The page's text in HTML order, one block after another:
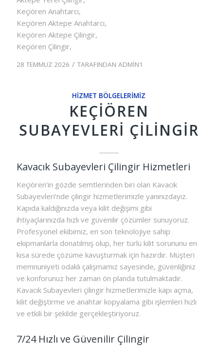
Keçiören Anahtarcı,
Keçiören Aktepe Anahtarcı,
Keçiören Aktepe Çilingir,
Keçiören Çilingir,
28 TEMMUZ 2026 / TARAFINDAN ADMIN1
HIZMET BÖLGELERIMIZ
KEÇIÖREN
SUBAYEVLERI ÇILINGIR
Kavacık Subayevleri Çilingir Hizmetleri
Keçiören’in gözde semtlerinden biri olan Kavacık
Subayevleri’nde çilingir hizmetlerimizle yanınızdayız.
Kapıda kaldığınızda veya kilit değişimi gibi
ihtiyaçlarınızda hızlı ve güvenilir çözümler sunuyoruz.
Profesyonel ekibimiz, en son teknolojiye sahip
ekipmanlarla donatılmış olup, her türlü kilit sorununu en
kısa sürede çözüme kavuşturmak için hazırdır. Müşteri
memnuniyeti odaklı çalışmamız sayesinde, güvenliğiniz
ve konforunuz her zaman ön planda tutulmaktadır.
Kavacık Subayevleri çilingir hizmetlerimizle kapı açma,
kilit değiştirme ve anahtar kopyalama gibi işlemleri hızlı
ve etkili bir şekilde gerçekleştiriyoruz.
7/24 Hızlı ve Güvenilir Çilingir